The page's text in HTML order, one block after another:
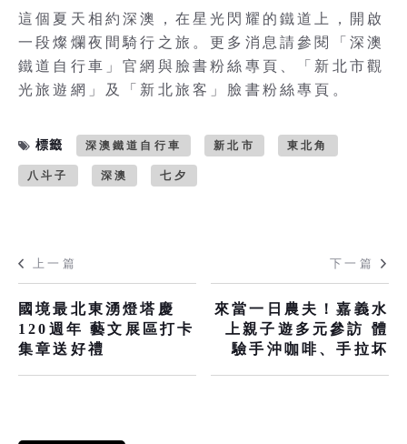
這個夏天相約深澳，在星光閃耀的鐵道上，開啟
一段燦爛夜間騎行之旅。更多消息請參閱「深澳
鐵道自行車」官網與臉書粉絲專頁、「新北市觀
光旅遊網」及「新北旅客」臉書粉絲專頁。
標籤 深澳鐵道自行車 新北市 東北角
八斗子 深澳 七夕
上一篇
國境最北東湧燈塔慶
120週年 藝文展區打卡
集章送好禮
下一篇
來當一日農夫！嘉義水
上親子遊多元參訪 體
驗手沖咖啡、手拉坏